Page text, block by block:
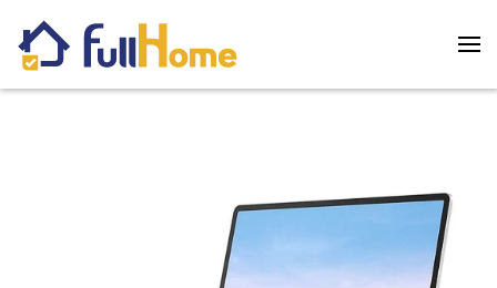
Skip to main content